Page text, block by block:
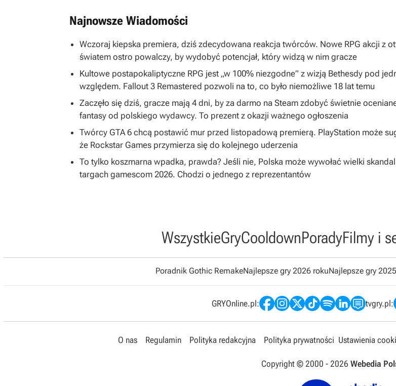
Najnowsze Wiadomości
Wczoraj kiepska premiera, dziś zdecydowana reakcja twórców. Nowe RPG akcji z
światem ostro powalczy, by wydobyć potencjał, który widzą w nim gracze
Kultowe postapokaliptyczne RPG jest „w 100% niezgodne” z wizją Bethesdy pod
względem. Fallout 3 Remastered pozwoli na to, co było niemożliwe 18 lat temu
Zaczęło się dziś, gracze mają 4 dni, by za darmo na Steam zdobyć świetnie
fantasy od polskiego wydawcy. To prezent z okazji ważnego ogłoszenia
Twórcy GTA 6 chcą postawić mur przed listopadową premierą. PlayStation może
że Rockstar Games przymierza się do kolejnego uderzenia
To tylko koszmarna wpadka, prawda? Jeśli nie, Polska może wywołać wielki
targach gamescom 2026. Chodzi o jednego z reprezentantów
WszystkieGryCooldownPoradyFilmy i
Poradnik Gothic RemakeNajlepsze gry 2026 rokuNajlepsze gry
GRYOnline.pl: tvgry.pl:
O nas Regulamin Polityka redakcyjna Polityka prywatności Ustawienia
Copyright © 2000 - 2026 Webedia